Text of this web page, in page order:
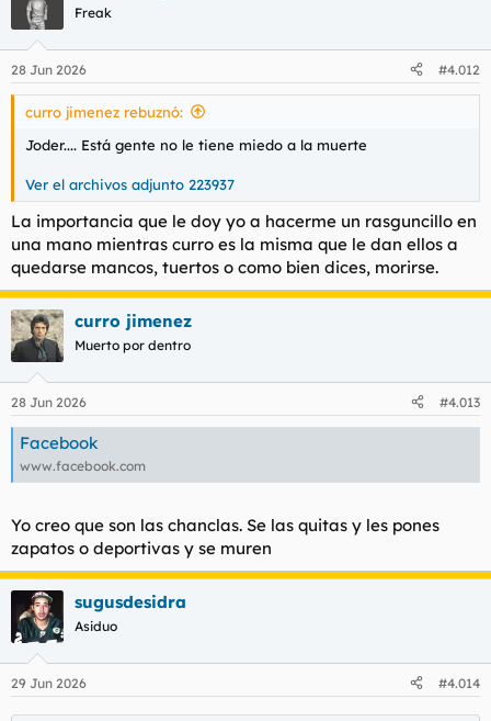
e
s
Freak
28 Jun 2026 #4.012
curro jimenez rebuznó:
Joder.... Está gente no le tiene miedo a la muerte
Ver el archivos adjunto 223937
La importancia que le doy yo a hacerme un rasguncillo en
una mano mientras curro es la misma que le dan ellos a
quedarse mancos, tuertos o como bien dices, morirse.
curro jimenez
Muerto por dentro
28 Jun 2026 #4.013
Facebook
www.facebook.com
Yo creo que son las chanclas. Se las quitas y les pones
zapatos o deportivas y se muren
sugusdesidra
Asiduo
29 Jun 2026 #4.014